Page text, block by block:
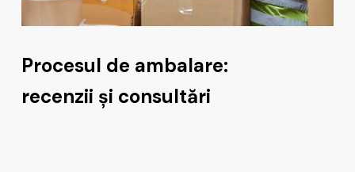
Procesul de ambalare:
recenzii și consultări